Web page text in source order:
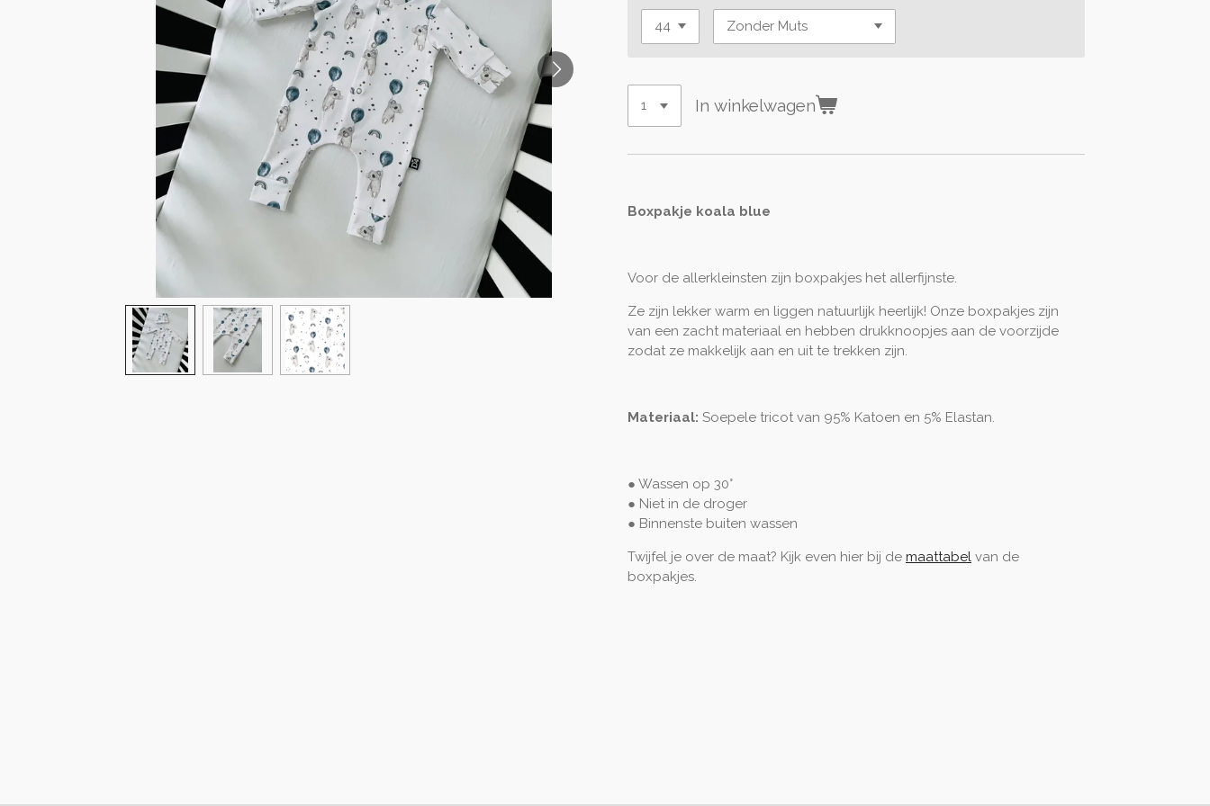
In winkelwagen
Boxpakje koala blue
Voor de allerkleinsten zijn boxpakjes het allerfijnste.
Ze zijn lekker warm en liggen natuurlijk heerlijk! Onze boxpakjes zijn
van een zacht materiaal en hebben drukknoopjes aan de voorzijde
zodat ze makkelijk aan en uit te trekken zijn.
Materiaal: Soepele tricot van 95% Katoen en 5% Elastan.
● Wassen op 30°
● Niet in de droger
● Binnenste buiten wassen
Twijfel je over de maat? Kijk even hier bij de maattabel van de
boxpakjes.